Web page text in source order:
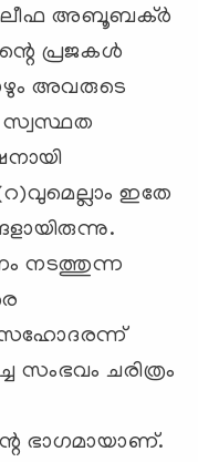
അബൂബക്ര്‍
പ്രജകള്‍
അവരുടെ
സ്വസ്ഥത
ഇതേ
നടത്തുന്ന
സഹോദരന്ന്
സംഭവം ചരിത്രം
ഭാഗമായാണ്.